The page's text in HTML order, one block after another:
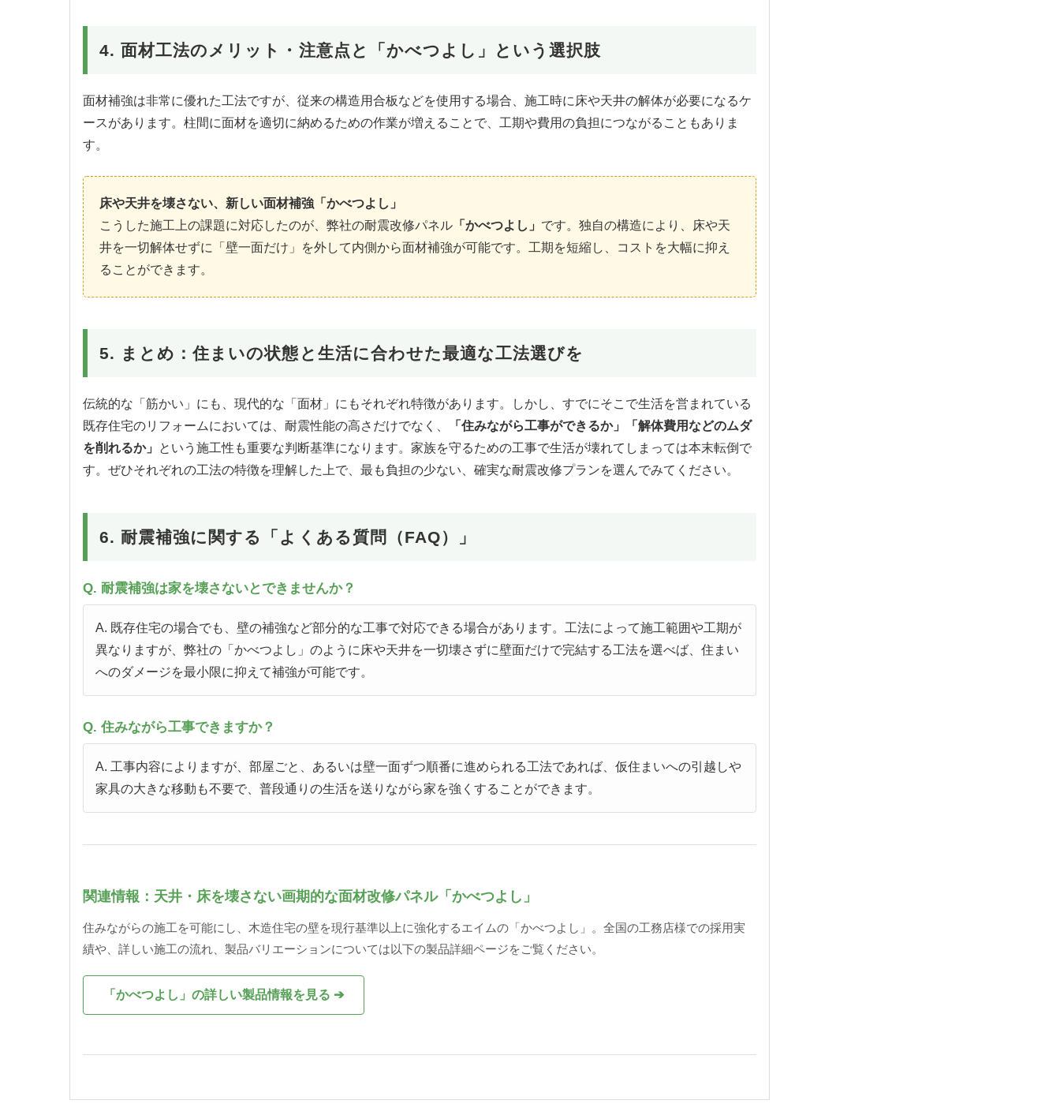
4. 面材工法のメリット・注意点と「かべつよし」という選択肢
面材補強は非常に優れた工法ですが、従来の構造用合板などを使用する場合、施工時に床や天井の解体が必要になるケ
ースがあります。柱間に面材を適切に納めるための作業が増えることで、工期や費用の負担につながることもありま
す。
床や天井を壊さない、新しい面材補強「かべつよし」
こうした施工上の課題に対応したのが、弊社の耐震改修パネル 「かべつよし」 です。独自の構造により、床や天
井を一切解体せずに「壁一面だけ」を外して内側から面材補強が可能です。工期を短縮し、コストを大幅に抑え
ることができます。
5. まとめ：住まいの状態と生活に合わせた最適な工法選びを
伝統的な「筋かい」にも、現代的な「面材」にもそれぞれ特徴があります。しかし、すでにそこで生活を営まれている
既存住宅のリフォームにおいては、耐震性能の高さだけでなく、
「住みながら工事ができるか」「解体費用などのムダ
を削れるか」
という施工性も重要な判断基準になります。家族を守るための工事で生活が壊れてしまっては本末転倒で
す。ぜひそれぞれの工法の特徴を理解した上で、最も負担の少ない、確実な耐震改修プランを選んでみてください。
6. 耐震補強に関する「よくある質問（FAQ）」
Q. 耐震補強は家を壊さないとできませんか？
A. 既存住宅の場合でも、壁の補強など部分的な工事で対応できる場合があります。工法によって施工範囲や工期が
異なりますが、弊社の「かべつよし」のように床や天井を一切壊さずに壁面だけで完結する工法を選べば、住まい
へのダメージを最小限に抑えて補強が可能です。
Q. 住みながら工事できますか？
A. 工事内容によりますが、部屋ごと、あるいは壁一面ずつ順番に進められる工法であれば、仮住まいへの引越しや
家具の大きな移動も不要で、普段通りの生活を送りながら家を強くすることができます。
関連情報：天井・床を壊さない画期的な面材改修パネル「かべつよし」
住みながらの施工を可能にし、木造住宅の壁を現行基準以上に強化するエイムの「かべつよし」。全国の工務店様での採用実
績や、詳しい施工の流れ、製品バリエーションについては以下の製品詳細ページをご覧ください。
「かべつよし」の詳しい製品情報を見る ➔